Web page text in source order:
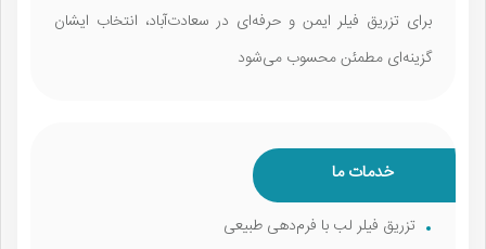
برای تزریق فیلر ایمن و حرفه‌ای در سعادت‌آباد، انتخاب ایشان
گزینه‌ای مطمئن محسوب می‌شود
خدمات ما
تزریق فیلر لب با فرم‌دهی طبیعی